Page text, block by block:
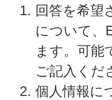
回答を希望
について、
ます。可能
ご記入くだ
個人情報に